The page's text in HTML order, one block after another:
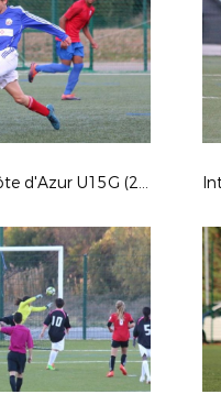
Inter-Districts Var - Côte d'Azur U15G (2-6, La Garde)